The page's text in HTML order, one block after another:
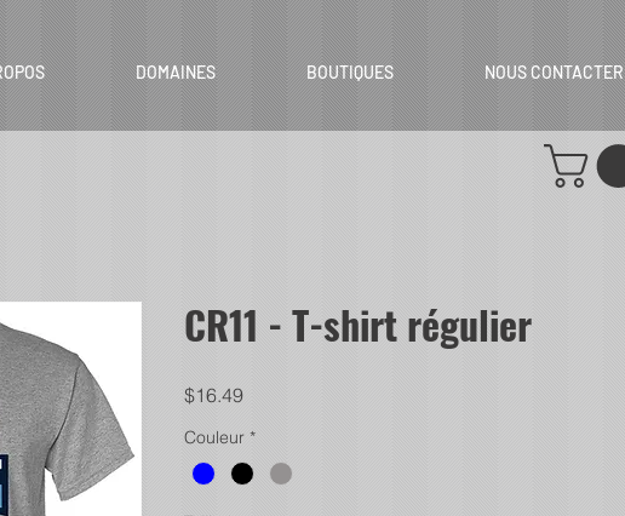
DOMAINES BOUTIQUES NOUS CONTACTER
CR11 - T-shirt régulier
$16.49Price
Couleur *